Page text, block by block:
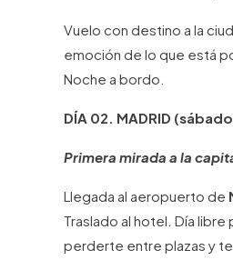
Vuelo con destino a la
emoción de lo que está
Noche a bordo.
DÍA 02. MADRID
Primera mirada a la
Llegada al aeropuerto de
Traslado al hotel. Día libre
perderte entre plazas y